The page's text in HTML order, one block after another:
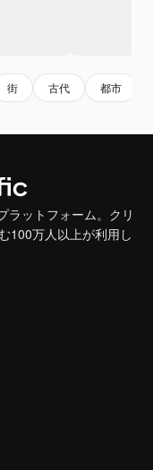
街 古代 都市
ラットフォーム。クリ
100万人以上が利用し